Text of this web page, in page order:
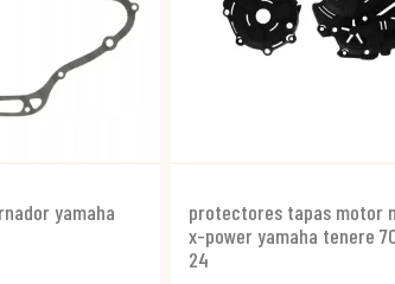
yamaha
protectores tapas motor
x-power yamaha tenere
24